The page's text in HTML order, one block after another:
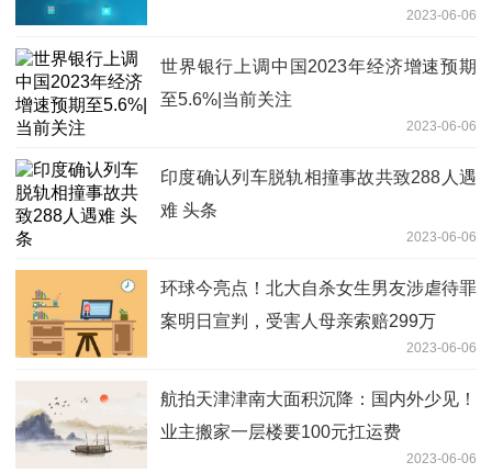
2023-06-06
世界银行上调中国2023年经济增速预期
至5.6%|当前关注
2023-06-06
印度确认列车脱轨相撞事故共致288人遇
难 头条
2023-06-06
环球今亮点！北大自杀女生男友涉虐待罪
案明日宣判，受害人母亲索赔299万
2023-06-06
航拍天津津南大面积沉降：国内外少见！
业主搬家一层楼要100元扛运费
2023-06-06